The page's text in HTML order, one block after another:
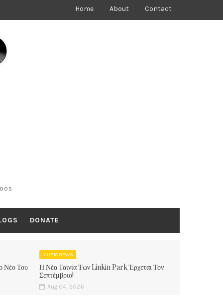
Home About Contact
DONATE
Νέο Του
MUSIC NEWS
Η Νέα Ταινία Των Linkin Park Έρχεται Τον
Σεπτέμβριο!
Aug 04, 2026